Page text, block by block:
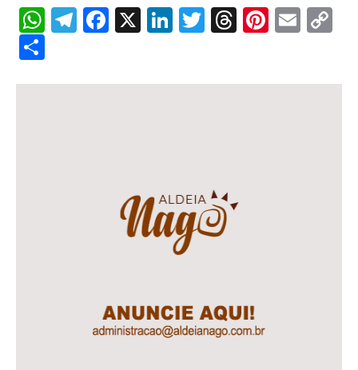
WhatsApp
Telegram
Facebook
X LinkedIn
Twitter
Threads